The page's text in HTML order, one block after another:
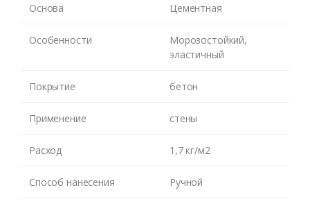
Основа Цементная
Особенности
Морозостойкий,
эластичный
Покрытие бетон
Применение стены
Расход 1,7 кг/м2
Способ нанесения Ручной
Оставьте номер и мы
перезвоним Вам